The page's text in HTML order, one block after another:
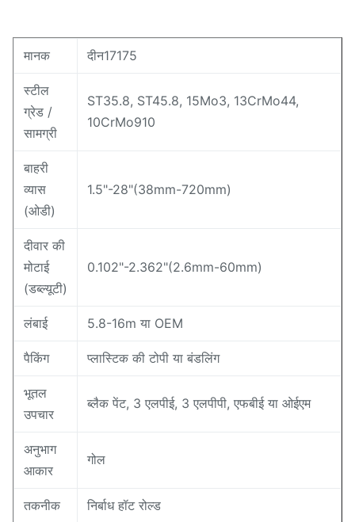
मानक दीन17175
स्टील
ग्रेड /
सामग्री
ST35.8, ST45.8, 15Mo3, 13CrMo44,
10CrMo910
बाहरी
व्यास
(ओडी)
1.5"-28"(38mm-720mm)
दीवार की
मोटाई
(डब्ल्यूटी)
0.102"-2.362"(2.6mm-60mm)
लंबाई 5.8-16m या OEM
पैकिंग प्लास्टिक की टोपी या बंडलिंग
भूतल
उपचार
ब्लैक पेंट, 3 एलपीई, 3 एलपीपी, एफबीई या ओईएम
अनुभाग
आकार
गोल
तकनीक निर्बाध हॉट रोल्ड